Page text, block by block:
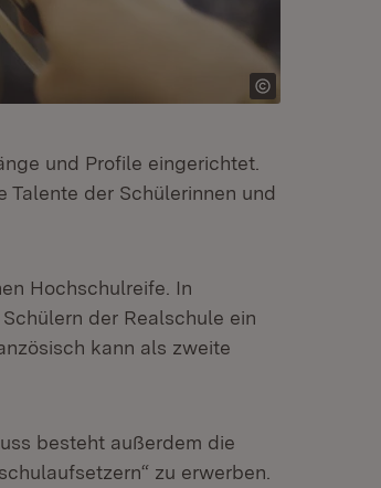
und Profile eingerichtet.
der Schülerinnen und
Hochschulreife. In
der Realschule ein
kann als zweite
besteht außerdem die
zu erwerben.